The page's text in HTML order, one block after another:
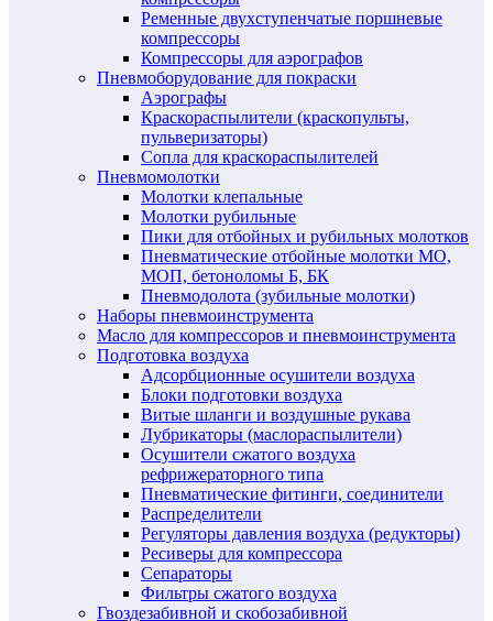
Ременные двухступенчатые поршневые
компрессоры
Компрессоры для аэрографов
Пневмоборудование для покраски
Аэрографы
Краскораспылители (краскопульты,
пульверизаторы)
Сопла для краскораспылителей
Пневмомолотки
Молотки клепальные
Молотки рубильные
Пики для отбойных и рубильных молотков
Пневматические отбойные молотки МО,
МОП, бетоноломы Б, БК
Пневмодолота (зубильные молотки)
Наборы пневмоинструмента
Масло для компрессоров и пневмоинструмента
Подготовка воздуха
Адсорбционные осушители воздуха
Блоки подготовки воздуха
Витые шланги и воздушные рукава
Лубрикаторы (маслораспылители)
Осушители сжатого воздуха
рефрижераторного типа
Пневматические фитинги, соединители
Распределители
Регуляторы давления воздуха (редукторы)
Ресиверы для компрессора
Сепараторы
Фильтры сжатого воздуха
Гвоздезабивной и скобозабивной